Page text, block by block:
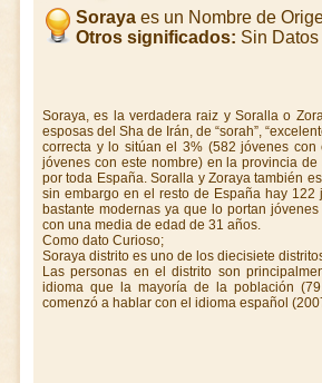
Soraya es un Nombre de
Otros significados: Sin Datos
Soraya, es la verdadera raiz y Soralla o
esposas del Sha de Irán, de “sorah”,
correcta y lo sitúan el 3% (582 jóvenes
jóvenes con este nombre) en la provincia
por toda España. Soralla y Zoraya también
sin embargo en el resto de España hay
bastante modernas ya que lo portan
con una media de edad de 31 años.
Como dato Curioso;
Soraya distrito es uno de los diecisiete
Las personas en el distrito son
idioma que la mayoría de la población
comenzó a hablar con el idioma español